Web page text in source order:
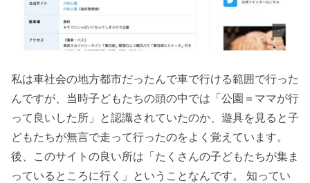
私は車社会の地方都市だったんで車で行ける範囲で行った
んですが、当時子どもたちの頭の中では「公園＝ママが行
って良いした所」と認識されていたのか、遊具を見ると子
どもたちが無言で走って行ったのをよく覚えています。
後、このサイトの良い所は「たくさんの子どもたちが集ま
っているところに行く」ということなんです。 知ってい